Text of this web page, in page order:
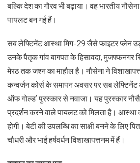
बल्कि देश का गौरव भी बढ़ाया। वह भारतीय
पायलट बन गई हैं।
सब लेफ्टिनेंट आस्था मिग-29 जैसे फाइटर प्लेन
उनके पैतृक गांव बागपत के हिसावदा,
मेरठ तक जश्न का माहौल है। नौसेना ने
कन्वर्जन कोर्स के समापन अवसर पर सब लेफ्टिनेंट
ऑफ गोल्ड’ पुरस्कार से नवाजा। यह पुरस्कार
प्रदर्शन करने वाले पायलट को मिलता है।
होगी। बेटी की उपलब्धि का साक्षी बनने के लिए
चौधरी और भाई हर्षवर्धन विशाखापत्तनम में हैं।